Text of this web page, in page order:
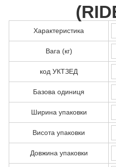
(
Характеристика
Вага (кг)
код УКТЗЕД
Базова одиниця
Ширина упаковки
Висота упаковки
Довжина упаковки